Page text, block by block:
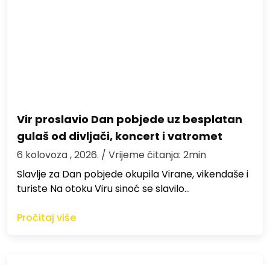
Vir proslavio Dan pobjede uz besplatan
gulaš od divljači, koncert i vatromet
6 kolovoza , 2026. / Vrijeme čitanja: 2min
Slavlje za Dan pobjede okupila Virane, vikendaše i
turiste Na otoku Viru sinoć se slavilo…
Pročitaj više